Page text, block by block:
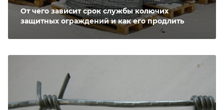
От чего зависит срок службы колючих
защитных ограждений и как его продлить